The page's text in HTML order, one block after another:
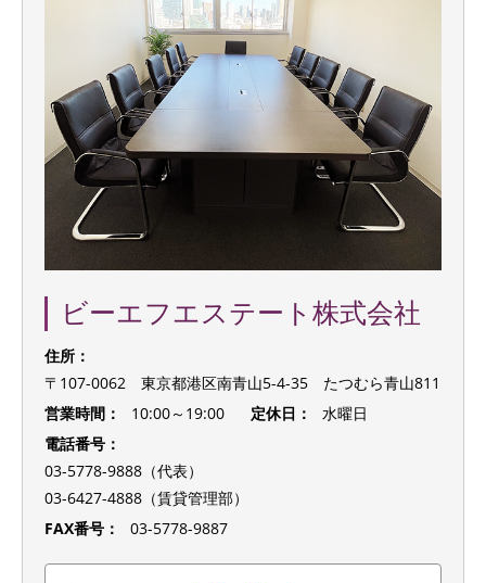
ビーエフエステート株式会社
住所：
〒107-0062 東京都港区南青山5-4-35 たつむら青山811
営業時間：
10:00～19:00 定休日：
水曜日
電話番号：
03-5778-9888（代表）
03-6427-4888（賃貸管理部）
FAX番号：
03-5778-9887